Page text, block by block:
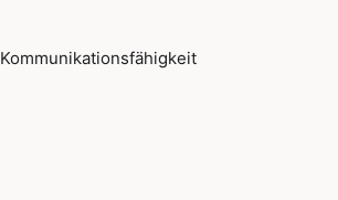
Kommunikationsfähigkeit